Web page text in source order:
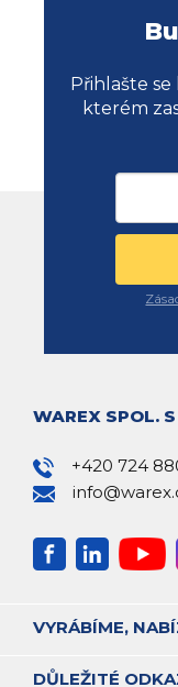
Přihlašte
kterém
WAREX SPOL. S
+420 724
VYRÁBÍME,
DŮLEŽITÉ